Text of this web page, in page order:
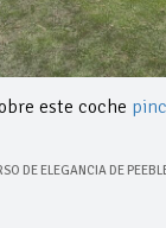
este coche
DE ELEGANCIA DE